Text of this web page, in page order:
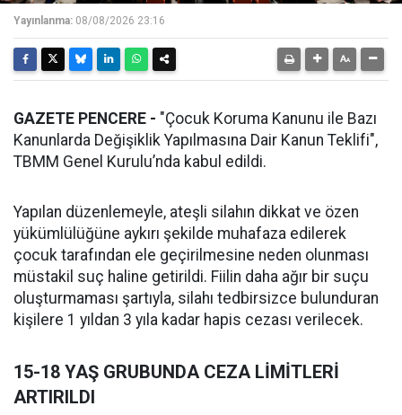
Yayınlanma: 08/08/2026 23:16
GAZETE PENCERE - "Çocuk Koruma Kanunu ile Bazı
Kanunlarda Değişiklik Yapılmasına Dair Kanun Teklifi",
TBMM Genel Kurulu’nda kabul edildi.
Yapılan düzenlemeyle, ateşli silahın dikkat ve özen
yükümlülüğüne aykırı şekilde muhafaza edilerek
çocuk tarafından ele geçirilmesine neden olunması
müstakil suç haline getirildi. Fiilin daha ağır bir suçu
oluşturmaması şartıyla, silahı tedbirsizce bulunduran
kişilere 1 yıldan 3 yıla kadar hapis cezası verilecek.
15-18 YAŞ GRUBUNDA CEZA LİMİTLERİ
ARTIRILDI